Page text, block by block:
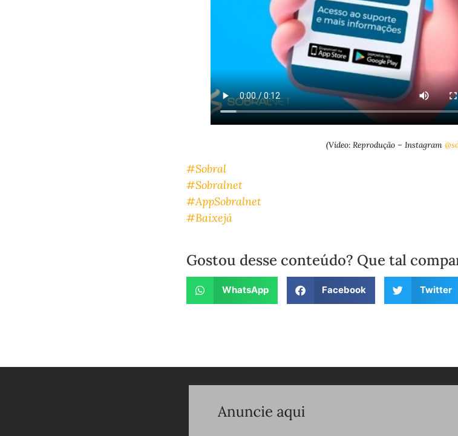
(Vídeo: Reprodução – Instagram
#Sobral
#Sobralnet
#AppSobralnet
#Baixejá
Gostou desse conteúdo? Que tal
WhatsApp Facebook Twitter